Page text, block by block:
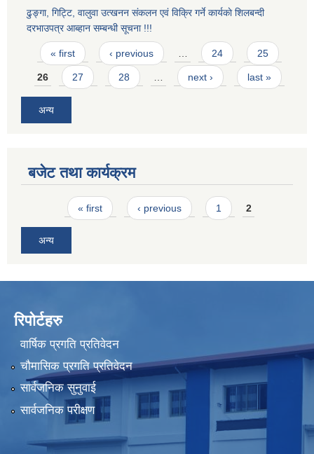
ढुङ्गा, गिट्टि, वालुवा उत्खनन स‌ंकलन एवं विक्रि गर्ने कार्यकाे शिलबन्दी
दरभाउपत्र आब्हान सम्बन्धी सूचना !!!
Pages
« first ‹ previous … 24 25
26 27 28 … next › last »
अन्य
बजेट तथा कार्यक्रम
Pages« first ‹ previous 1 2
अन्य
रिपोर्टहरु
वार्षिक प्रगति प्रतिवेदन
चौमासिक प्रगति प्रतिवेदन
सार्वजनिक सुनुवाई
सार्वजनिक परीक्षण